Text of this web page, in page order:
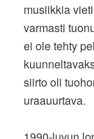
musiikkia
varmasti
ei ole tehty
siirto oli
uraauurtava.